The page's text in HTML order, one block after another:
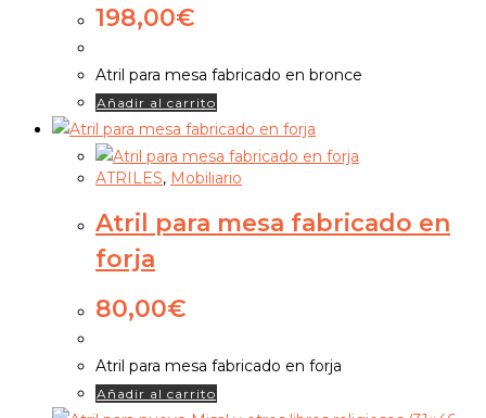
198,00€
Atril para mesa fabricado en bronce
Añadir al carrito
ATRILES, Mobiliario
Atril para mesa fabricado en
forja
80,00€
Atril para mesa fabricado en forja
Añadir al carrito